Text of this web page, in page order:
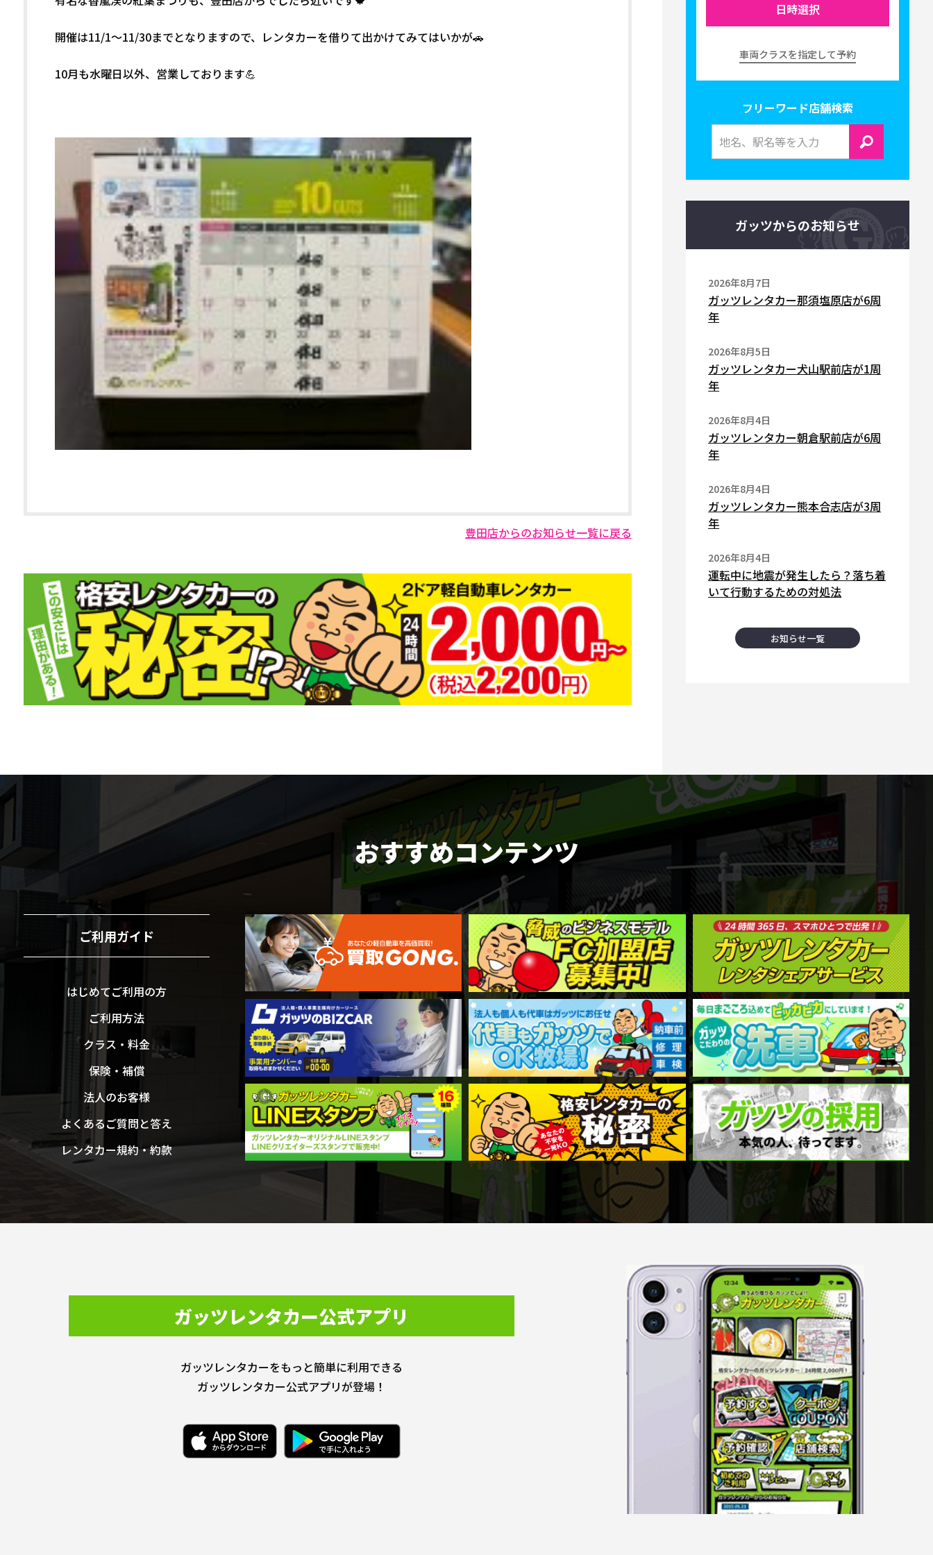
開催は11/1～11/30までとなりますので、レンタカーを借りて出かけてみてはいかが🚗
10月も水曜日以外、営業しております💪
豊田店からのお知らせ一覧に戻る
日時選択
車両クラスを指定して予約
フリーワード店舗検索
ガッツからのお知らせ
2026年8月7日
ガッツレンタカー那須塩原店が6周
年
2026年8月5日
ガッツレンタカー犬山駅前店が1周
年
2026年8月4日
ガッツレンタカー朝倉駅前店が6周
年
2026年8月4日
ガッツレンタカー熊本合志店が3周
年
2026年8月4日
運転中に地震が発生したら？落ち着
いて行動するための対処法
お知らせ一覧
おすすめコンテンツ
ご利用ガイド
はじめてご利用の方
ご利用方法
クラス・料金
保険・補償
法人のお客様
よくあるご質問と答え
レンタカー規約・約款
ガッツレンタカー公式アプリ
ガッツレンタカーをもっと簡単に利用できる
ガッツレンタカー公式アプリが登場！